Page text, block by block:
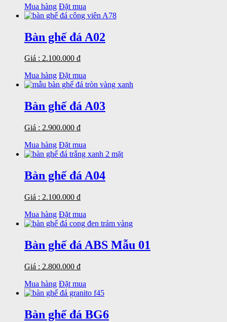
Mua hàng Đặt mua
Bàn ghế đá A02
Giá : 2.100.000 đ
Mua hàng Đặt mua
Bàn ghế đá A03
Giá : 2.900.000 đ
Mua hàng Đặt mua
Bàn ghế đá A04
Giá : 2.100.000 đ
Mua hàng Đặt mua
Bàn ghế đá ABS Mẫu 01
Giá : 2.800.000 đ
Mua hàng Đặt mua
Bàn ghế đá BG6